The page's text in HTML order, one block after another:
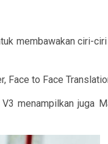
membawakan
to Face
menampilkan juga